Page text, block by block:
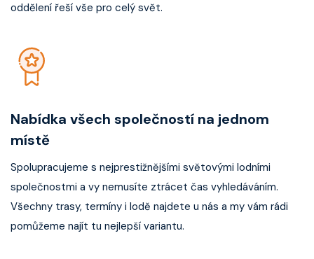
oddělení řeší vše pro celý svět.
Nabídka všech společností na jednom
místě
Spolupracujeme s nejprestižnějšími světovými lodními
společnostmi a vy nemusíte ztrácet čas vyhledáváním.
Všechny trasy, termíny i lodě najdete u nás a my vám rádi
pomůžeme najít tu nejlepší variantu.